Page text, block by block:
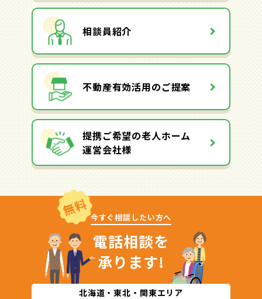
相談員紹介
不動産有効活用のご提案
提携ご希望の老人ホーム
運営会社様
無料 今すぐ相談したい方へ
電話相談を
承ります!
北海道・東北・関東エリア